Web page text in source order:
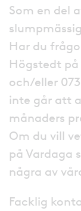
Som en del
Har du
Högstedt på
och/eller
inte går att
månaders
Om du vill
på Vardaga
några av
Facklig